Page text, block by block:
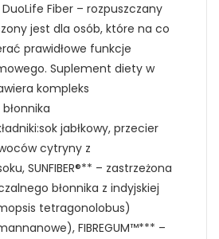
Fiber – rozpuszczany
jest dla osób, które na co
prawidłowe funkcje
Suplement diety w
kompleks
jabłkowy, przecier
cytryny z
SUNFIBER®** – zastrzeżona
błonnika z indyjskiej
tetragonolobus)
FIBREGUM™*** –